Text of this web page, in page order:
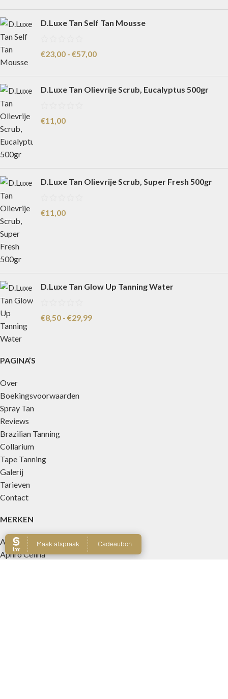
D.Luxe Tan Self Tan Mousse
€23,00 - €57,00
D.Luxe Tan Olievrije Scrub, Eucalyptus 500gr
€11,00
D.Luxe Tan Olievrije Scrub, Super Fresh 500gr
€11,00
D.Luxe Tan Glow Up Tanning Water
€8,50 - €29,99
PAGINA’S
Over
Boekingsvoorwaarden
Spray Tan
Reviews
Brazilian Tanning
Collarium
Tape Tanning
Galerij
Tarieven
Contact
MERKEN
Alaya
Aphro Celina